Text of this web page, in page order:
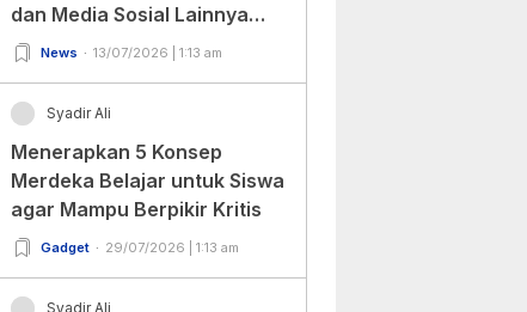
dan Media Sosial Lainnya
(Update Terbaru 2022)
News 13/07/2026 | 1:13 am
Syadir Ali
Menerapkan 5 Konsep
Merdeka Belajar untuk Siswa
agar Mampu Berpikir Kritis
Gadget 29/07/2026 | 1:13 am
Syadir Ali